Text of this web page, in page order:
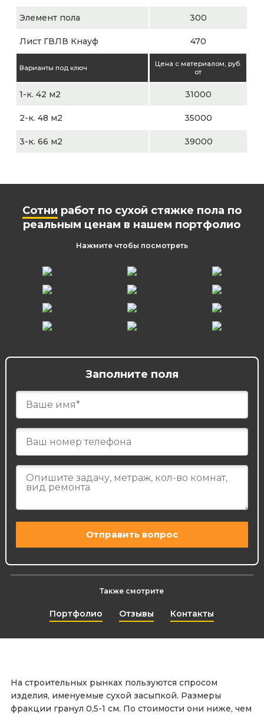
Элемент пола 300
Лист ГВЛВ Кнауф 470
Варианты под ключ
Цена с материалом, руб.
от
1-к. 42 м2 31000
2-к. 48 м2 35000
3-к. 66 м2 39000
Сотни работ по сухой стяжке пола по
реальным ценам в нашем портфолио
Нажмите чтобы посмотреть
Заполните поля
Также смотрите
Портфолио Отзывы Контакты
На строительных рынках пользуются спросом
изделия, именуемые сухой засыпкой. Размеры
фракции гранул 0,5-1 см. По стоимости они ниже, чем